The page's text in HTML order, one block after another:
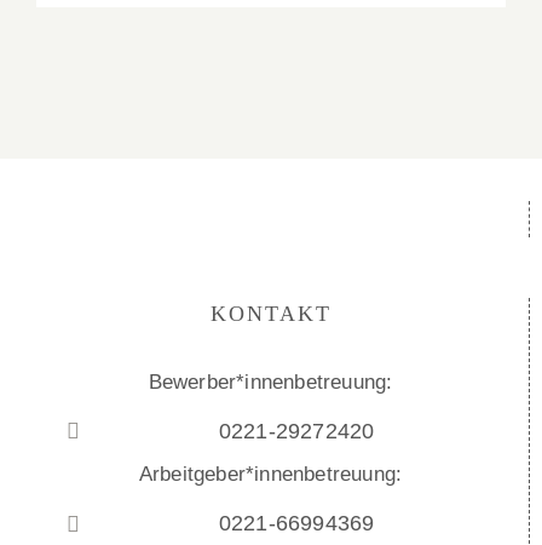
KONTAKT
Bewerber*innenbetreuung:
0221-29272420
Arbeitgeber*innenbetreuung:
0221-66994369